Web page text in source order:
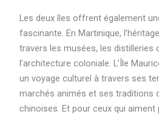
Les deux îles offrent également
fascinante. En Martinique,
travers les musées, les distilleries
l’architecture coloniale. L’Île
un voyage culturel à travers ses
marchés animés et ses traditions
chinoises. Et pour ceux qui